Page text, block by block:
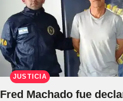
JUSTICIA
Fred Machado fue